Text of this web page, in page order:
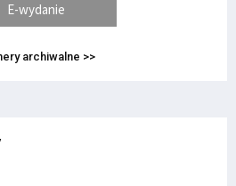
E-wydanie
archiwalne >>